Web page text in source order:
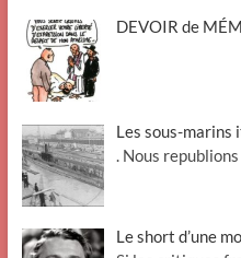
DEVOIR de
Les sous-marins
. Nous
Le short d’une